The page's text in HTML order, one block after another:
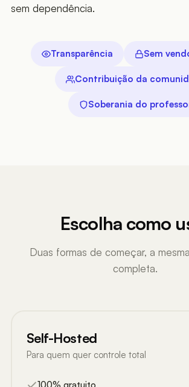
sem dependência.
Transparência Sem
Contribuição da
Soberania do
Escolha como
Duas formas de começar, a
completa.
Self-Hosted
Para quem quer controle total
100% gratuito